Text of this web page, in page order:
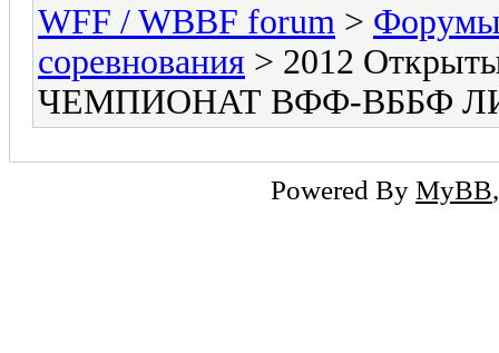
WFF / WBBF forum > Форумы
соревнования > 2012
ЧЕМПИОНАТ ВФФ-ВББФ
Powered By MyBB